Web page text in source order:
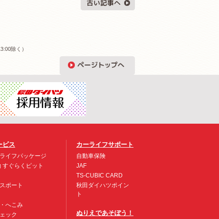
除く）
ビス
イフパッケージ
すぐらくピット
ポート
へこみ
ック
カーライフサポート
自動車保険
JAF
TS-CUBIC CARD
秋田ダイハツポイン
ト
ぬりえであそぼう！